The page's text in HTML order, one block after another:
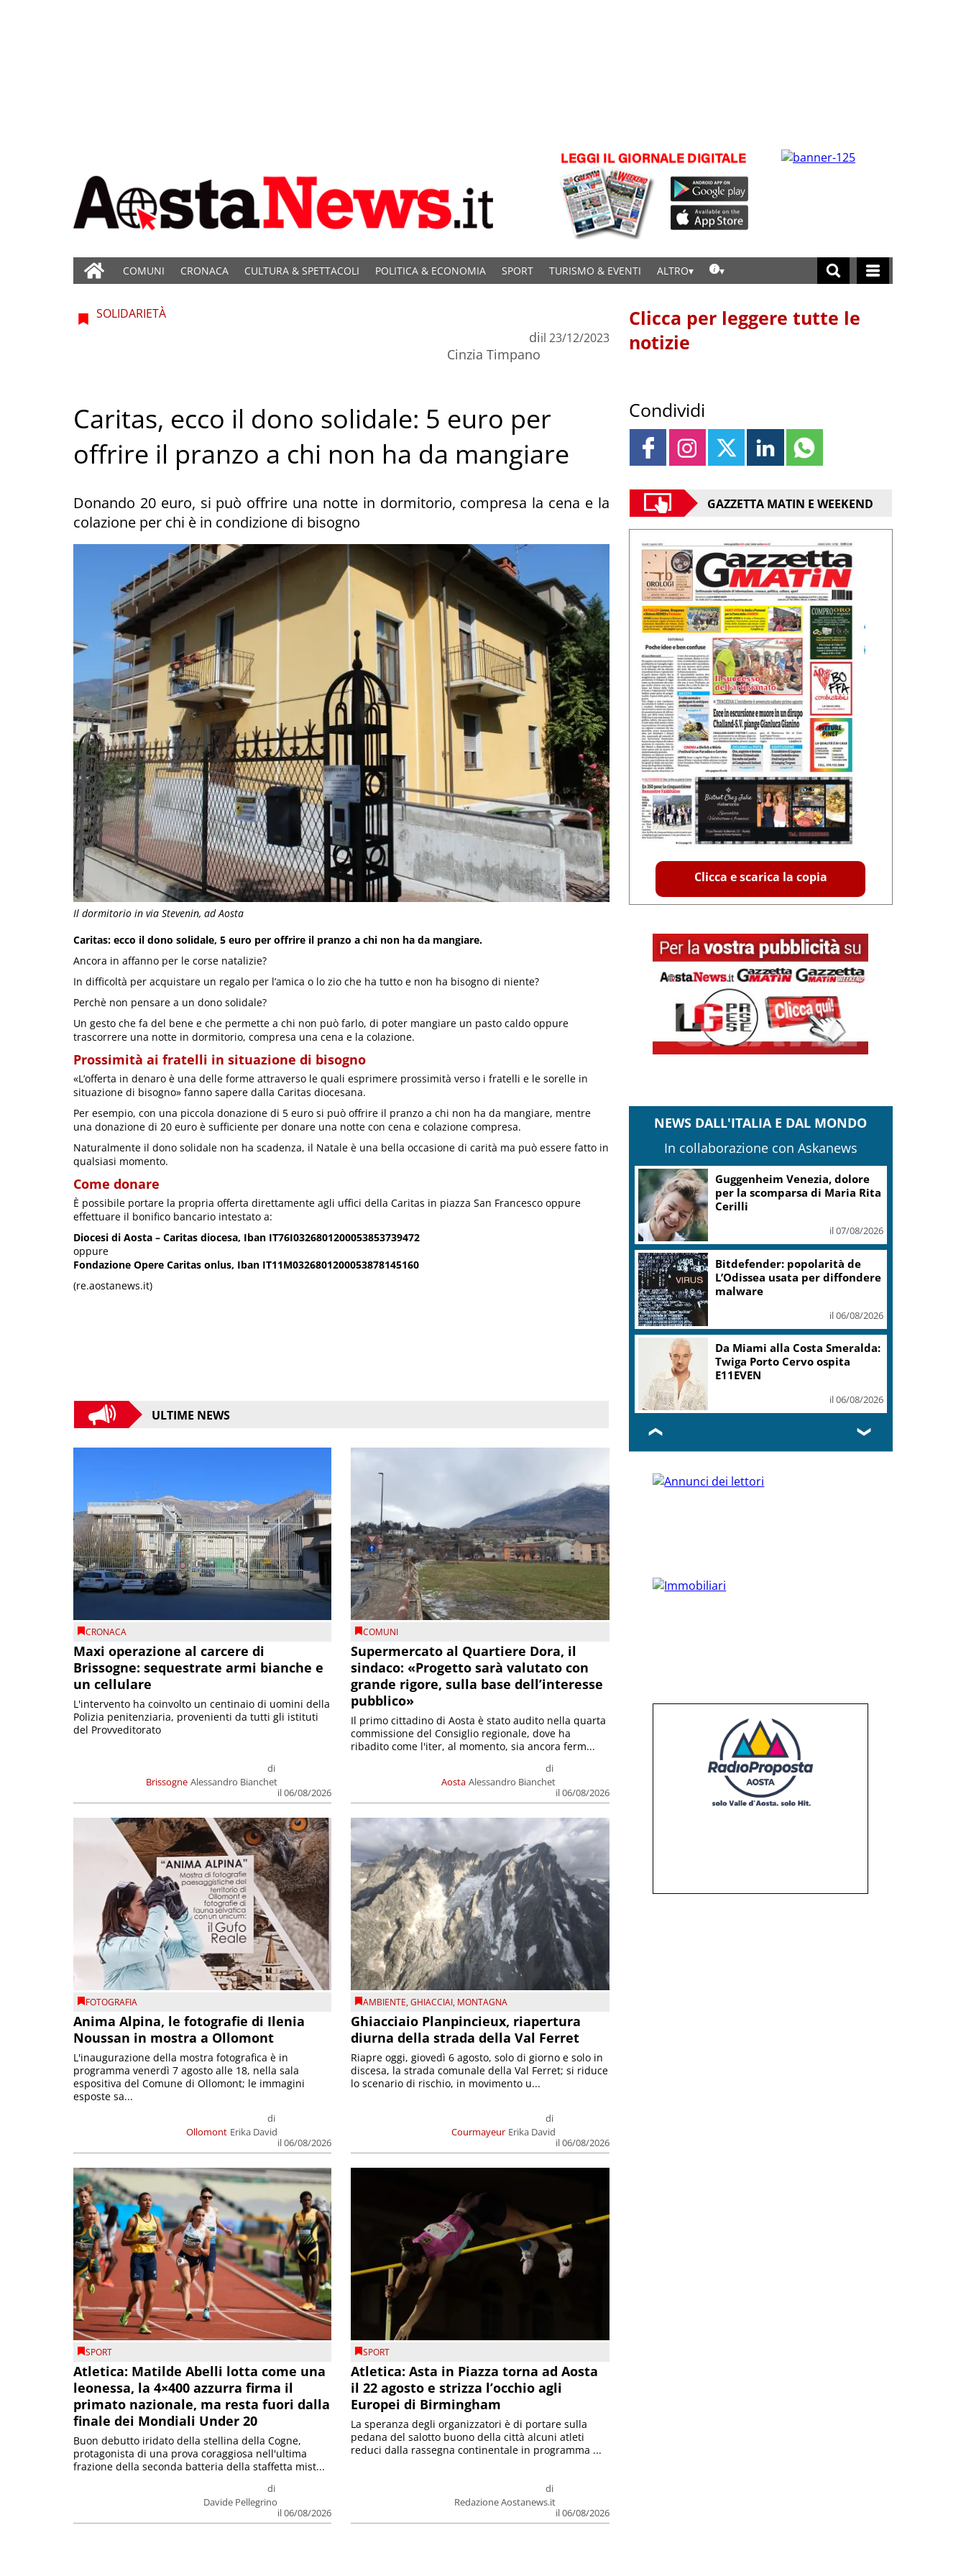
COMUNI CRONACA CULTURA & SPETTACOLI POLITICA & ECONOMIA SPORT TURISMO & EVENTI ALTRO
Il dormitorio in via Stevenin, ad Aosta
SOLIDARIETÀ
di
Cinzia Timpano
il 23/12/2023
Caritas, ecco il dono solidale: 5 euro per
offrire il pranzo a chi non ha da mangiare
Donando 20 euro, si può offrire una notte in dormitorio, compresa la cena e la
colazione per chi è in condizione di bisogno
Caritas: ecco il dono solidale, 5 euro per offrire il pranzo a chi non ha da mangiare.
Ancora in affanno per le corse natalizie?
In difficoltà per acquistare un regalo per l’amica o lo zio che ha tutto e non ha bisogno di niente?
Perchè non pensare a un dono solidale?
Un gesto che fa del bene e che permette a chi non può farlo, di poter mangiare un pasto caldo oppure
trascorrere una notte in dormitorio, compresa una cena e la colazione.
Prossimità ai fratelli in situazione di bisogno
«L’offerta in denaro è una delle forme attraverso le quali esprimere prossimità verso i fratelli e le sorelle in
situazione di bisogno» fanno sapere dalla Caritas diocesana.
Per esempio, con una piccola donazione di 5 euro si può offrire il pranzo a chi non ha da mangiare, mentre
una donazione di 20 euro è sufficiente per donare una notte con cena e colazione compresa.
Naturalmente il dono solidale non ha scadenza, il Natale è una bella occasione di carità ma può essere fatto in
qualsiasi momento.
Come donare
È possibile portare la propria offerta direttamente agli uffici della Caritas in piazza San Francesco oppure
effettuare il bonifico bancario intestato a:
Diocesi di Aosta – Caritas diocesa, Iban IT76I0326801200053853739472
oppure
Fondazione Opere Caritas onlus, Iban IT11M0326801200053878145160
(re.aostanews.it)
ULTIME NEWS
CRONACA
Maxi operazione al carcere di
Brissogne: sequestrate armi bianche e
un cellulare
Brissogne
di
Alessandro Bianchet
il 06/08/2026
L'intervento ha coinvolto un centinaio di uomini della
Polizia penitenziaria, provenienti da tutti gli istituti
del Provveditorato
COMUNI
Supermercato al Quartiere Dora, il
sindaco: «Progetto sarà valutato con
grande rigore, sulla base dell’interesse
pubblico»
Aosta
di
Alessandro Bianchet
il 06/08/2026
Il primo cittadino di Aosta è stato audito nella quarta
commissione del Consiglio regionale, dove ha
ribadito come l'iter, al momento, sia ancora ferm...
FOTOGRAFIA
Anima Alpina, le fotografie di Ilenia
Noussan in mostra a Ollomont
Ollomont
di
Erika David
il 06/08/2026
L'inaugurazione della mostra fotografica è in
programma venerdì 7 agosto alle 18, nella sala
espositiva del Comune di Ollomont; le immagini
esposte sa...
AMBIENTE,GHIACCIAI, MONTAGNA
Ghiacciaio Planpincieux, riapertura
diurna della strada della Val Ferret
Courmayeur
di
Erika David
il 06/08/2026
Riapre oggi, giovedì 6 agosto, solo di giorno e solo in
discesa, la strada comunale della Val Ferret; si riduce
lo scenario di rischio, in movimento u...
SPORT
Atletica: Matilde Abelli lotta come una
leonessa, la 4×400 azzurra firma il
primato nazionale, ma resta fuori dalla
finale dei Mondiali Under 20
di
Davide Pellegrino
il 06/08/2026
Buon debutto iridato della stellina della Cogne,
protagonista di una prova coraggiosa nell'ultima
frazione della seconda batteria della staffetta mist...
SPORT
Atletica: Asta in Piazza torna ad Aosta
il 22 agosto e strizza l’occhio agli
Europei di Birmingham
di
Redazione Aostanews.it
il 06/08/2026
La speranza degli organizzatori è di portare sulla
pedana del salotto buono della città alcuni atleti
reduci dalla rassegna continentale in programma ...
Clicca per leggere tutte le
notizie
Condividi
GAZZETTA MATIN E WEEKEND
Clicca e scarica la copia
NEWS DALL'ITALIA E DAL MONDO
In collaborazione con Askanews
Guggenheim Venezia, dolore
per la scomparsa di Maria Rita
Cerilli
il 07/08/2026
Bitdefender: popolarità de
L’Odissea usata per diffondere
malware
il 06/08/2026
Da Miami alla Costa Smeralda:
Twiga Porto Cervo ospita
E11EVEN
il 06/08/2026
❮ ❯